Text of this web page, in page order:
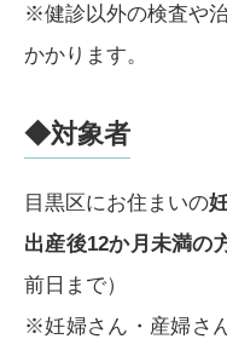
※健診以外の検査や
かかります。
◆対象者
目黒区にお住まいの
出産後12か月未満の
前日まで）
※妊婦さん・産婦さ